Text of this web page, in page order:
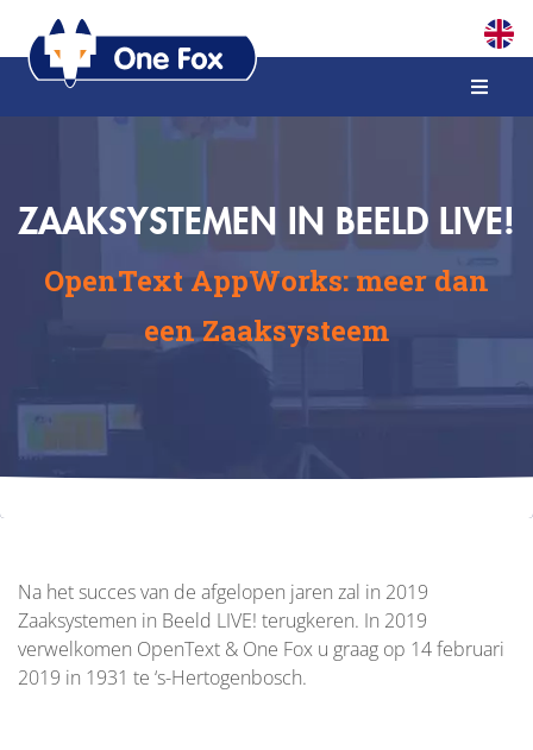
ZAAKSYSTEMEN IN BEELD LIVE!
OpenText AppWorks: meer dan
een Zaaksysteem
Na het succes van de afgelopen jaren zal in 2019
Zaaksystemen in Beeld LIVE! terugkeren. In 2019
verwelkomen OpenText & One Fox u graag op 14 februari
2019 in 1931 te ‘s-Hertogenbosch.